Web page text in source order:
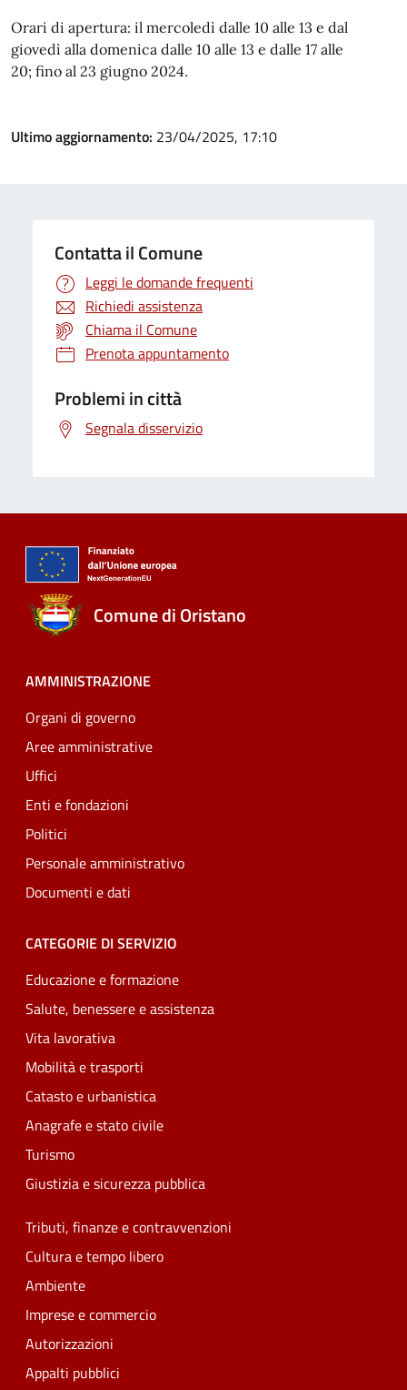
Orari di apertura: il mercoledì dalle 10 alle 13 e dal
giovedì alla domenica dalle 10 alle 13 e dalle 17 alle
20; fino al 23 giugno 2024.
Ultimo aggiornamento: 23/04/2025, 17:10
Contatta il Comune
Leggi le domande frequenti
Richiedi assistenza
Chiama il Comune
Prenota appuntamento
Problemi in città
Segnala disservizio
Comune di Oristano
AMMINISTRAZIONE
Organi di governo
Aree amministrative
Uffici
Enti e fondazioni
Politici
Personale amministrativo
Documenti e dati
CATEGORIE DI SERVIZIO
Educazione e formazione
Salute, benessere e assistenza
Vita lavorativa
Mobilità e trasporti
Catasto e urbanistica
Anagrafe e stato civile
Turismo
Giustizia e sicurezza pubblica
Tributi, finanze e contravvenzioni
Cultura e tempo libero
Ambiente
Imprese e commercio
Autorizzazioni
Appalti pubblici